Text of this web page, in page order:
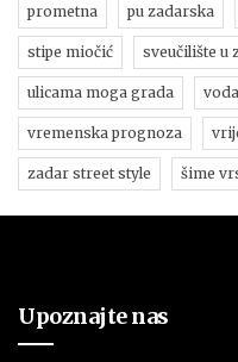
prometna pu zadarska
stipe miočić sveučilište u
ulicama moga grada voda
vremenska prognoza
zadar street style šime
Upoznajte nas